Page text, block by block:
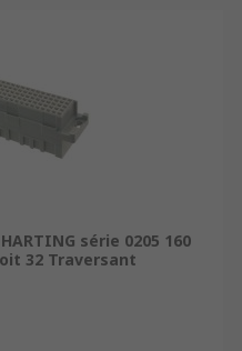
série 0205 160
32 Traversant